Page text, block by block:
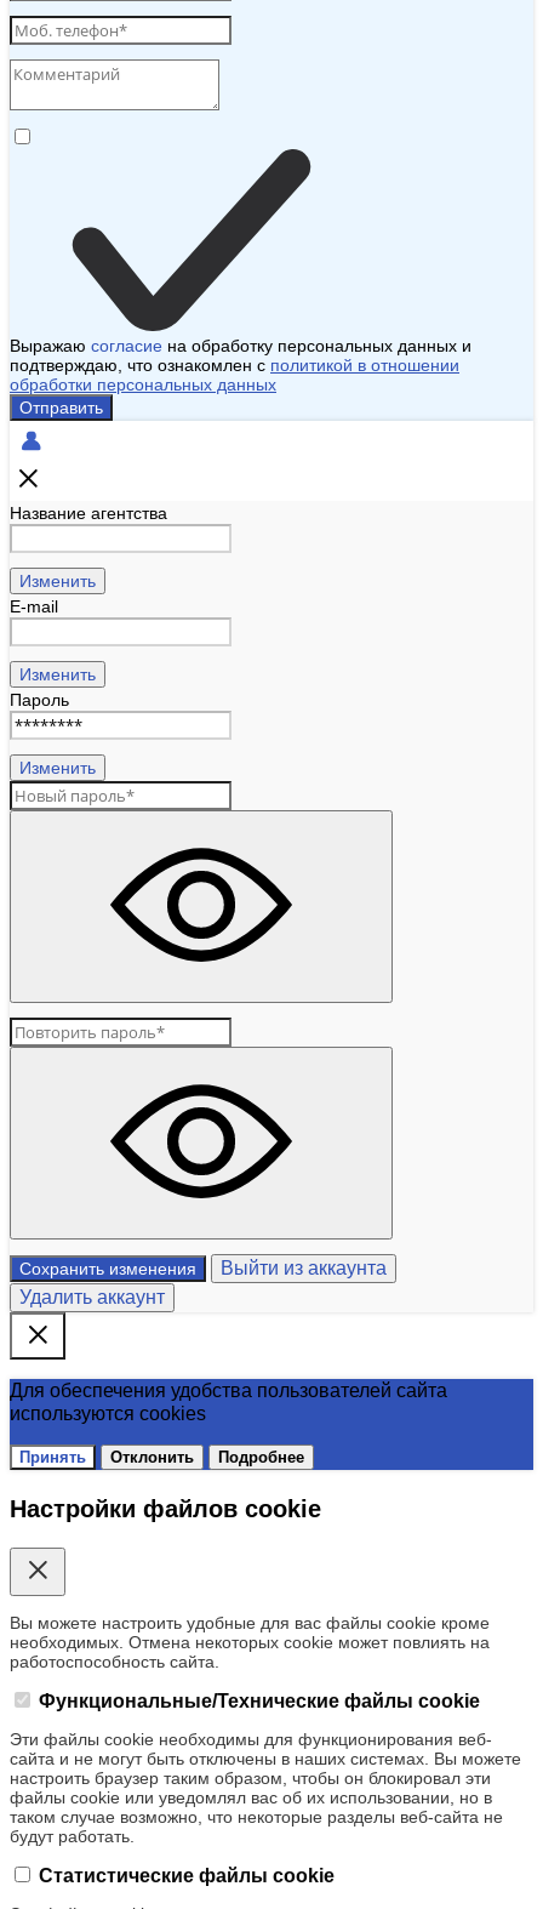
Выражаю согласие на обработку персональных данных и
подтверждаю, что ознакомлен с политикой в отношении
обработки персональных данных
Отправить
Название агентства
Изменить
E-mail
Изменить
Пароль
Изменить
Сохранить изменения
Выйти из аккаунта
Удалить аккаунт
Для обеспечения удобства пользователей сайта
используются cookies
Принять Отклонить Подробнее
Настройки файлов cookie
Вы можете настроить удобные для вас файлы cookie кроме
необходимых. Отмена некоторых cookie может повлиять на
работоспособность сайта.
Функциональные/Технические файлы cookie
Эти файлы cookie необходимы для функционирования веб-
сайта и не могут быть отключены в наших системах. Вы можете
настроить браузер таким образом, чтобы он блокировал эти
файлы cookie или уведомлял вас об их использовании, но в
таком случае возможно, что некоторые разделы веб-сайта не
будут работать.
Статистические файлы cookie